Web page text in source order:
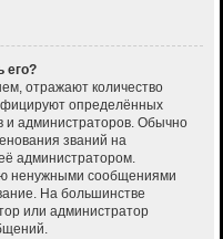
его?
отражают количество
определённых
и администраторов. Обычно
званий на
администратором.
ненужными сообщениями
На большинстве
или администратор